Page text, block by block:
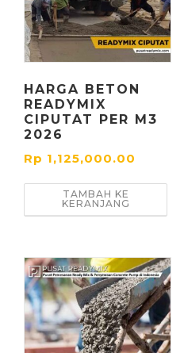
HARGA BETON
READYMIX
CIPUTAT PER M3
2026
Rp 1,125,000.00
TAMBAH KE
KERANJANG